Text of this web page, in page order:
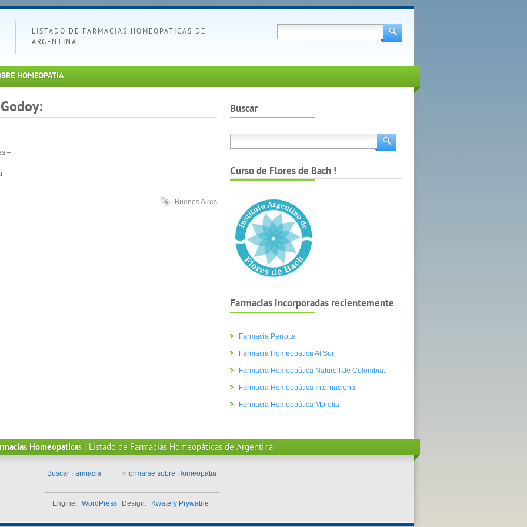
LISTADO DE FARMACIAS HOMEOPÁTICAS DE
ARGENTINA
HOMEOPATIA
–
Buenos Aires
Buscar
Curso de Flores de Bach !
Farmacias incorporadas recientemente
Farmacia Perrotta
Farmacia Homeopatica Al Sur
Farmacia Homeopática Naturell de Colombia:
Farmacia Homeopática Internacional:
Farmacia Homeopática Morelia
Homeopaticas | Listado de Farmacias Homeopáticas de Argentina
Buscar Farmacia Informarse sobre Homeopatia
Engine: WordPress Design: Kwatery Prywatne